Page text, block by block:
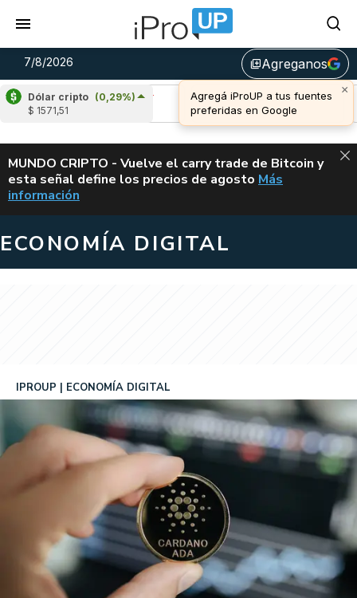
7/8/2026 library_addAgreganos
×
Agregá iProUP a tus fuentes
preferidas en Google
Dólar cripto (0,29%)
$ 1571,51
Ripple (-2,08%)
u$s 1,02
Cardano (6,58%)
u$s 0,20
ALERTA
MUNDO CRIPTO - Vuelve el carry trade de Bitcoin y
esta señal define los precios de agosto VUELVE EL
Más
información
ECONOMÍA DIGITAL
IPROUP ECONOMÍA DIGITAL